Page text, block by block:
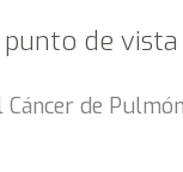
de vista
de